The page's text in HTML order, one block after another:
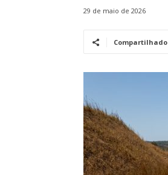
29 de maio de 2026
Compartilhado